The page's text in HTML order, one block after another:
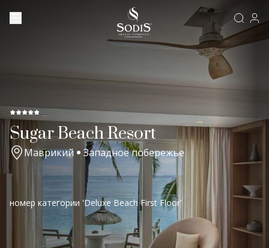
Sugar Beach Resort
Маврикий Западное побережье
номер категории 'Deluxe Beach First Floor'